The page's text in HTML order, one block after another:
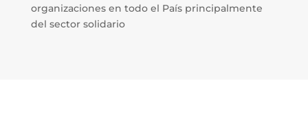
organizaciones en todo el País principalmente
del sector solidario